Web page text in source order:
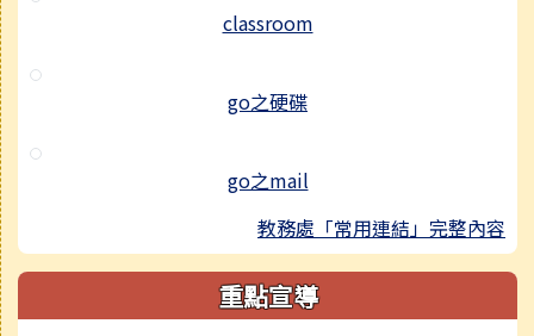
classroom
go之硬碟
go之mail
教務處「常用連結」完整內容
重點宣導